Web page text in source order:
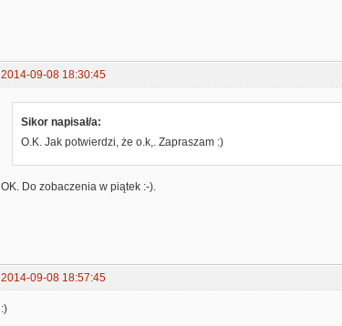
2014-09-08 18:30:45
Sikor napisał/a:
O.K. Jak potwierdzi, że o.k,. Zapraszam :)
OK. Do zobaczenia w piątek :-).
2014-09-08 18:57:45
:)